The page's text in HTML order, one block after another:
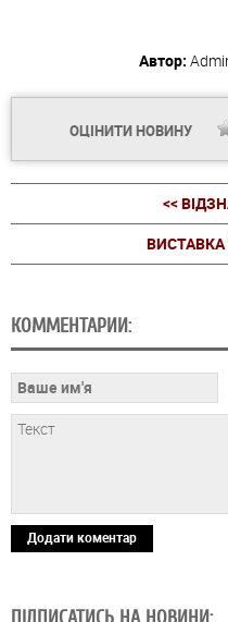
Автор:
ОЦІНИТИ НОВИНУ
<<
ВИСТАВКА
КОММЕНТАРИИ:
Додати коментар